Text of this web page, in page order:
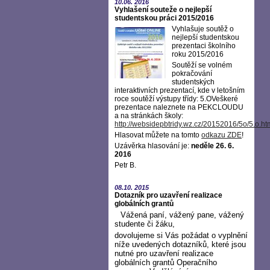
10.06. 2016
Vyhlašení souteže o nejlepší
studentskou práci 2015/2016
Vyhlašuje soutěž o
nejlepší studentskou
prezentaci školního
roku 2015/2016
Soutěží se volném
pokračování
studentských
interaktivních prezentací, kde v letošním
roce soutěží výstupy třídy: 5.OVeškeré
prezentace naleznete na PEKCLOUDU
a na stránkách školy:
http://websidepbtridy.wz.cz/20152016/5o/
Hlasovat můžete na tomto odkazu ZDE!
Uzávěrka hlasování je: neděle 26. 6.
2016
Petr B.
08.10. 2015
Dotazník pro uzavření realizace
globálních grantů
Vážená paní, vážený pane, vážený
studente či žáku,
dovolujeme si Vás požádat o vyplnění
níže uvedených dotazníků, které jsou
nutné pro uzavření realizace
globálních grantů Operačního